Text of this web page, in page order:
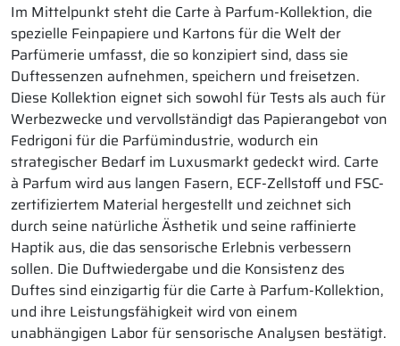
Im Mittelpunkt steht die Carte à Parfum-Kollektion, die
spezielle Feinpapiere und Kartons für die Welt der
Parfümerie umfasst, die so konzipiert sind, dass sie
Duftessenzen aufnehmen, speichern und freisetzen.
Diese Kollektion eignet sich sowohl für Tests als auch für
Werbezwecke und vervollständigt das Papierangebot von
Fedrigoni für die Parfümindustrie, wodurch ein
strategischer Bedarf im Luxusmarkt gedeckt wird. Carte
à Parfum wird aus langen Fasern, ECF-Zellstoff und FSC-
zertifiziertem Material hergestellt und zeichnet sich
durch seine natürliche Ästhetik und seine raffinierte
Haptik aus, die das sensorische Erlebnis verbessern
sollen. Die Duftwiedergabe und die Konsistenz des
Duftes sind einzigartig für die Carte à Parfum-Kollektion,
und ihre Leistungsfähigkeit wird von einem
unabhängigen Labor für sensorische Analysen bestätigt.